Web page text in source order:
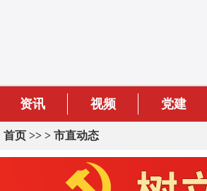
资讯 视频 党建
首页 >> > 市直动态